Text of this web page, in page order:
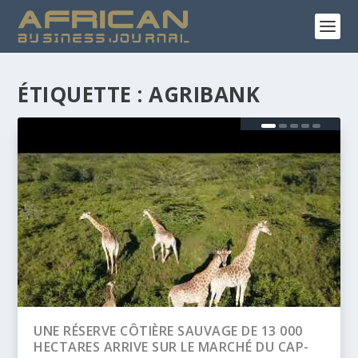
ÉTIQUETTE :AGRIBANK
BANQUE AFRICAINE DE DÉVELOPPEMENT
(BAD) – ASSEMBLÉE ANNUELLES 2026 :